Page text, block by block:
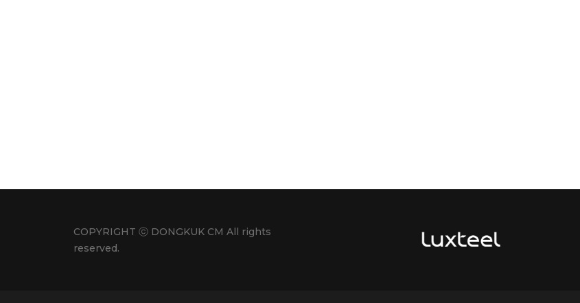
COPYRIGHT ⓒ DONGKUK CM All rights
reserved.